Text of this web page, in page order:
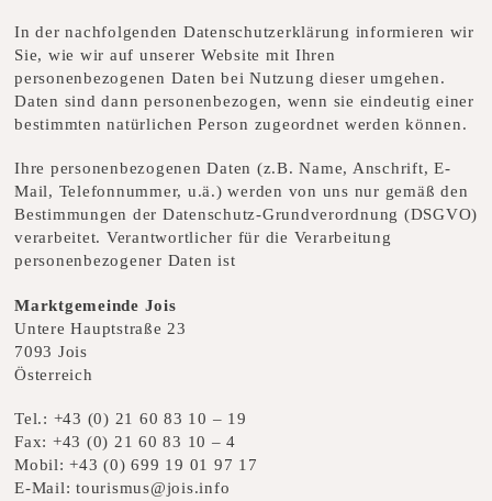
In der nachfolgenden Datenschutzerklärung informieren wir
Sie, wie wir auf unserer Website mit Ihren
personenbezogenen Daten bei Nutzung dieser umgehen.
Daten sind dann personenbezogen, wenn sie eindeutig einer
bestimmten natürlichen Person zugeordnet werden können.
Ihre personenbezogenen Daten (z.B. Name, Anschrift, E-
Mail, Telefonnummer, u.ä.) werden von uns nur gemäß den
Bestimmungen der Datenschutz-Grundverordnung (DSGVO)
verarbeitet. Verantwortlicher für die Verarbeitung
personenbezogener Daten ist
Marktgemeinde Jois
Untere Hauptstraße 23
7093 Jois
Österreich
Tel.: +43 (0) 21 60 83 10 – 19
Fax: +43 (0) 21 60 83 10 – 4
Mobil:+43 (0) 699 19 01 97 17
E-Mail: tourismus@jois.info